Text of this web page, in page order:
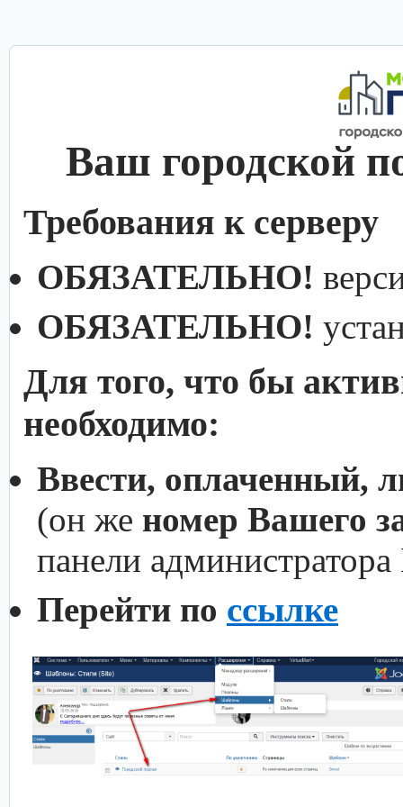
Ваш городской
Требования к серверу
ОБЯЗАТЕЛЬНО!
ОБЯЗАТЕЛЬНО!
Для того, что бы
необходимо:
Ввести, оплаченный,
(он же номер Вашего
панели
Перейти по ссылке